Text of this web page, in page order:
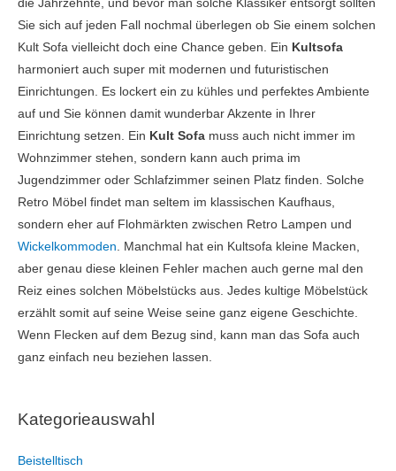
Kategorieauswahl
Beistelltisch
die Jahrzehnte, und bevor man solche Klassiker entsorgt sollten
Sie sich auf jeden Fall nochmal überlegen ob Sie einem solchen
Kult Sofa vielleicht doch eine Chance geben. Ein Kultsofa
harmoniert auch super mit modernen und futuristischen
Einrichtungen. Es lockert ein zu kühles und perfektes Ambiente
auf und Sie können damit wunderbar Akzente in Ihrer
Einrichtung setzen. Ein Kult Sofa muss auch nicht immer im
Wohnzimmer stehen, sondern kann auch prima im
Jugendzimmer oder Schlafzimmer seinen Platz finden. Solche
Retro Möbel findet man seltem im klassischen Kaufhaus,
sondern eher auf Flohmärkten zwischen Retro Lampen und
Wickelkommoden . Manchmal hat ein Kultsofa kleine Macken,
aber genau diese kleinen Fehler machen auch gerne mal den
Reiz eines solchen Möbelstücks aus. Jedes kultige Möbelstück
erzählt somit auf seine Weise seine ganz eigene Geschichte.
Wenn Flecken auf dem Bezug sind, kann man das Sofa auch
ganz einfach neu beziehen lassen.